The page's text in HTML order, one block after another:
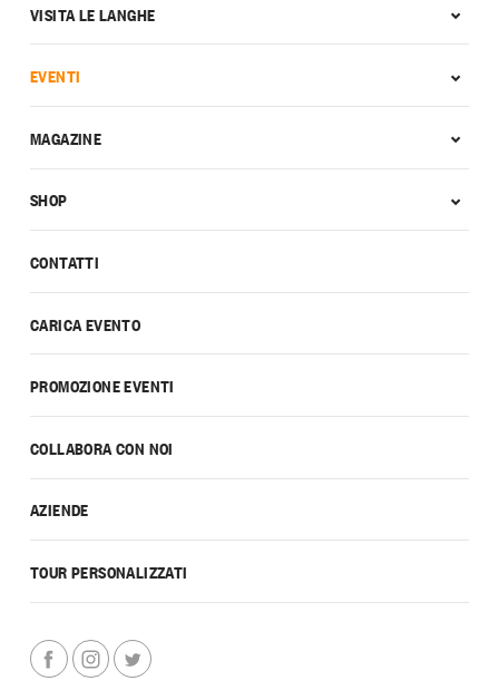
CONTATTI
CARICA EVENTO
PROMOZIONE EVENTI
COLLABORA CON NOI
AZIENDE
TOUR PERSONALIZZATI
VISITA LE LANGHE
EVENTI
MAGAZINE
SHOP